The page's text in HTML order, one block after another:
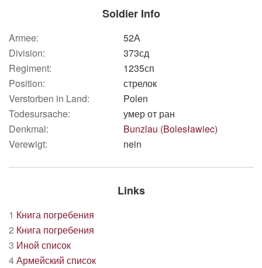
Soldier Info
Armee:
52А
Division:
373сд
Regiment:
1235сп
Position:
стрелок
Verstorben in Land:
Polen
Todesursache:
умер от ран
Denkmal:
Bunzlau (Bolesławiec)
Verewigt:
nein
Links
1 Книга погребения
2 Книга погребения
3 Иной список
4Армейский список